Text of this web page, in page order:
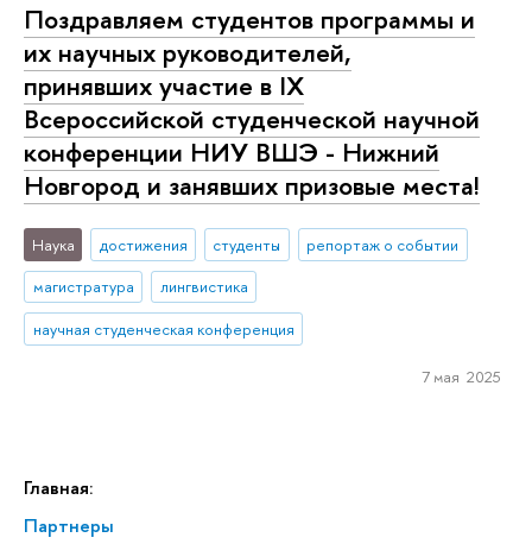
Главная:
Партнеры
Поздравляем студентов программы и
их научных руководителей,
принявших участие в IX
Всероссийской студенческой научной
конференции НИУ ВШЭ - Нижний
Новгород и занявших призовые места!
Наука достижения студенты
репортаж о событии
магистратура
лингвистика
научная студенческая конференция
7 мая 2025